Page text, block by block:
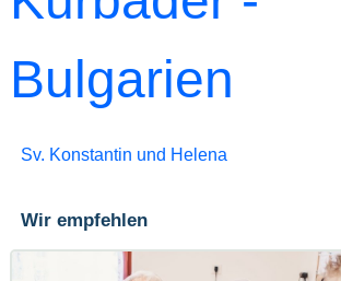
Bulgarien
Sv. Konstantin und Helena
Wir empfehlen